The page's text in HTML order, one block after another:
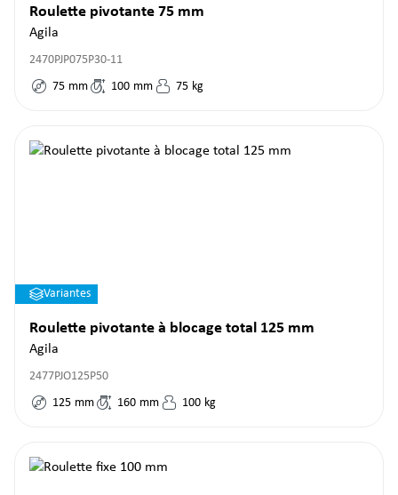
Roulette pivotante 75 mm
Agila
2470PJP075P30-11
75 mm 100 mm 75 kg
Variantes
Roulette pivotante à blocage total 125 mm
Agila
2477PJO125P50
125 mm 160 mm 100 kg